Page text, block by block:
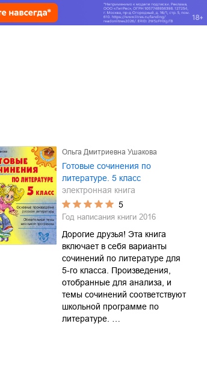
Ольга Дмитриевна Ушакова
Готовые сочинения по
литературе. 5 класс
электронная книга
5
Год написания книги 2016
Дорогие друзья! Эта книга
включает в себя варианты
сочинений по литературе для
5-го класса. Произведения,
отобранные для анализа, и
темы сочинений соответствуют
школьной программе по
литературе. …